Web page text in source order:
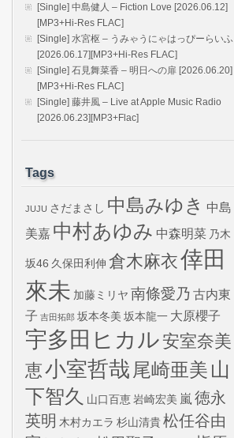
[Single] 中島健人 – Fiction Love [2026.06.12]
[MP3+Hi-Res FLAC]
[Single] 水宮枢 – うみゃうにゃはっぴーらいふ
[2026.06.17][MP3+Hi-Res FLAC]
[Single] 石見舞菜香 – 明日への扉 [2026.06.20]
[MP3+Hi-Res FLAC]
[Single] 藤井風 – Live at Apple Music Radio
[2026.06.23][MP3+Flac]
Tags
JUJU さだまさし 中島みゆき 中島
美嘉 中村あゆみ 中森明菜 乃木
坂46 久保田利伸 倉木麻衣倖田
來未 加藤ミリヤ 南條愛乃 古内東
子 吉田拓郎 坂本冬美 坂本龍一 大原櫻子
宇多田ヒカル安室奈美
恵小室哲哉 尾崎亜美 山
下智久 山口百恵岩崎宏美 嵐 徳永
英明 木村カエラ 杉山清貴松任谷由